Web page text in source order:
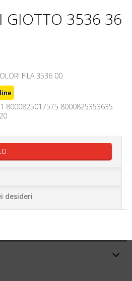
GIOTTO 3536 36
FILA 3536 00
8000825017575 8000825353635
desideri